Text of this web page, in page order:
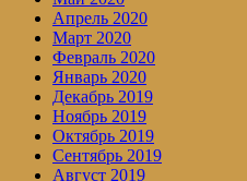
Апрель 2020
Март 2020
Февраль 2020
Январь 2020
Декабрь 2019
Ноябрь 2019
Октябрь 2019
Сентябрь 2019
Август 2019